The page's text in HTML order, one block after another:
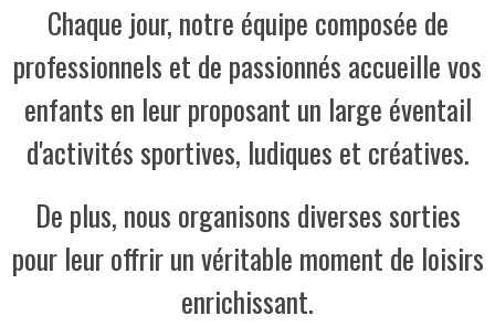
Chaque jour, notre équipe composée de
professionnels et de passionnés accueille vos
enfants en leur proposant un large éventail
d'activités sportives, ludiques et créatives.
De plus, nous organisons diverses sorties
pour leur offrir un véritable moment de loisirs
enrichissant.